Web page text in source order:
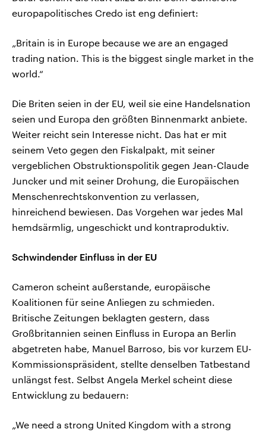
europapolitisches Credo ist eng definiert:
„Britain is in Europe because we are an engaged
trading nation. This is the biggest single market in the
world.“
Die Briten seien in der EU, weil sie eine Handelsnation
seien und Europa den größten Binnenmarkt anbiete.
Weiter reicht sein Interesse nicht. Das hat er mit
seinem Veto gegen den Fiskalpakt, mit seiner
vergeblichen Obstruktionspolitik gegen Jean-Claude
Juncker und mit seiner Drohung, die Europäischen
Menschenrechtskonvention zu verlassen,
hinreichend bewiesen. Das Vorgehen war jedes Mal
hemdsärmlig, ungeschickt und kontraproduktiv.
Schwindender Einfluss in der EU
Cameron scheint außerstande, europäische
Koalitionen für seine Anliegen zu schmieden.
Britische Zeitungen beklagten gestern, dass
Großbritannien seinen Einfluss in Europa an Berlin
abgetreten habe, Manuel Barroso, bis vor kurzem EU-
Kommissionspräsident, stellte denselben Tatbestand
unlängst fest. Selbst Angela Merkel scheint diese
Entwicklung zu bedauern:
„We need a strong United Kingdom with a strong